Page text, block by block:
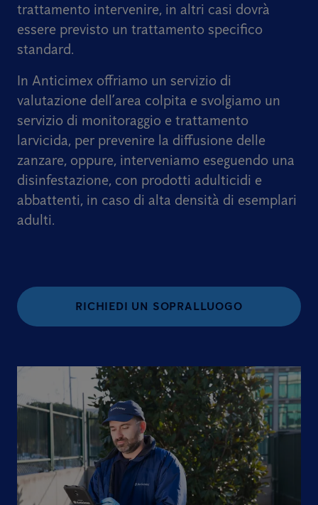
trattamento intervenire, in altri casi dovrà
essere previsto un trattamento specifico
standard.
In Anticimex offriamo un servizio di
valutazione dell’area colpita e svolgiamo un
servizio di monitoraggio e trattamento
larvicida, per prevenire la diffusione delle
zanzare, oppure, interveniamo eseguendo una
disinfestazione, con prodotti adulticidi e
abbattenti, in caso di alta densità di esemplari
adulti.
RICHIEDI UN SOPRALLUOGO